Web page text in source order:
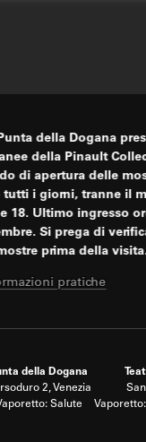
della Dogana
della Pinault
di apertura delle
tutti i giorni, tranne il
18. Ultimo ingresso
Si prega di
prima della
pratiche
della Dogana
2, Venezia
Salute